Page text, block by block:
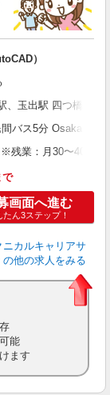
）
、玉出駅 四つ橋線
バス5分
残業：月30〜40時
で
画面へ進む
たん3ステップ！
カルキャリアサ
の他の求人をみる
能
ます